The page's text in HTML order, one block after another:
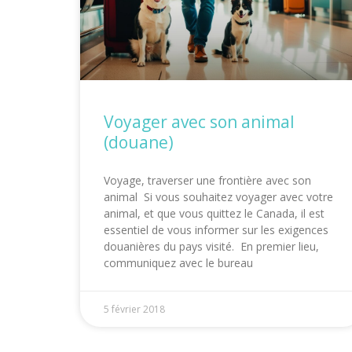
Voyager avec son animal
(douane)
Voyage, traverser une frontière avec son
animal Si vous souhaitez voyager avec votre
animal, et que vous quittez le Canada, il est
essentiel de vous informer sur les exigences
douanières du pays visité. En premier lieu,
communiquez avec le bureau
5 février 2018